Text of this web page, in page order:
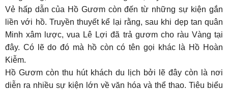
Vẻ hấp dẫn của Hồ Gươm còn đến từ những sự kiện gắn
liền với hồ. Truyền thuyết kể lại rằng, sau khi dẹp tan quân
Minh xâm lược, vua Lê Lợi đã trả gươm cho ràu Vàng tại
đây. Có lẽ do đó mà hồ còn có tên gọi khác là Hồ Hoàn
Kiễm.
Hồ Gươm còn thu hút khách du lịch bởi lẽ đây còn là nơi
diễn ra nhiều sự kiện lớn về văn hóa và thể thao. Tiêu biểu